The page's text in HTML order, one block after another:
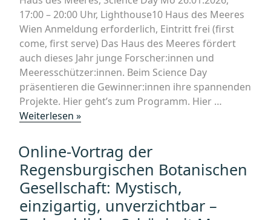
17:00 – 20:00 Uhr, Lighthouse10 Haus des Meeres
Wien Anmeldung erforderlich, Eintritt frei (first
come, first serve) Das Haus des Meeres fördert
auch dieses Jahr junge Forscher:innen und
Meeresschützer:innen. Beim Science Day
präsentieren die Gewinner:innen ihre spannenden
Projekte. Hier geht’s zum Programm. Hier …
Weiterlesen »„Haus
Meeres,
Science
Day“
Online-Vortrag der
Regensburgischen Botanischen
Gesellschaft: Mystisch,
einzigartig, unverzichtbar –